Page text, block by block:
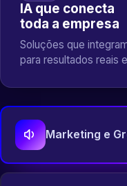
IA que conecta
toda a empresa
Soluções que
para resultados reais
Marketing e